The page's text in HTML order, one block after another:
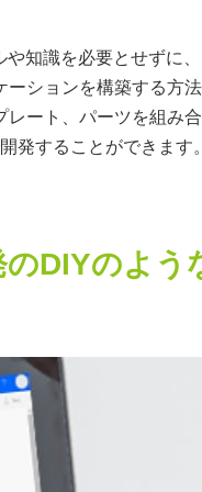
知識を必要とせずに、
ーションを構築する方
ート、パーツを組み
発することができます
DIYのよう